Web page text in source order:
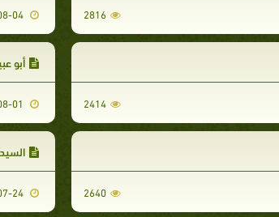
2816
2009-08-04
2414
أبو
2640
2009-07-24